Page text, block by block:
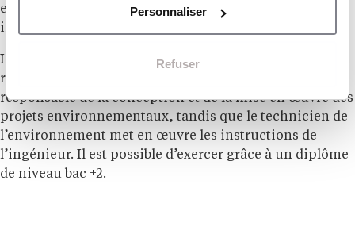
Personnaliser
Refuser
en laboratoire ou encore à assurer la maintenance des
installations de traitement des déchets.
La principale différence réside dans leur niveau de
responsabilité. L’ingénieur en environnement est
responsable de la conception et de la mise en œuvre des
projets environnementaux, tandis que le technicien de
l’environnement met en œuvre les instructions de
l’ingénieur. Il est possible d’exercer grâce à un diplôme
de niveau bac +2.